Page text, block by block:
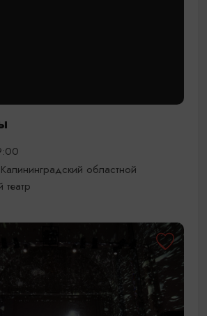
областной
театр